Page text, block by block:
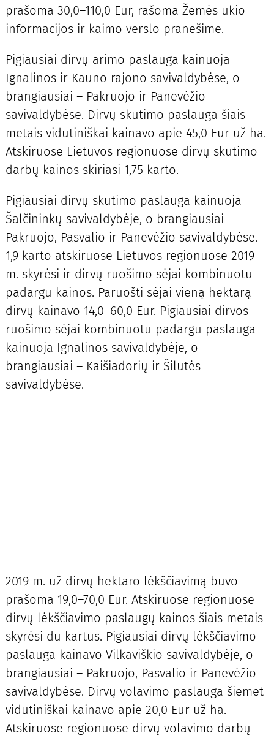
prašoma 30,0–110,0 Eur, rašoma Žemės ūkio
informacijos ir kaimo verslo pranešime.
Pigiausiai dirvų arimo paslauga kainuoja
Ignalinos ir Kauno rajono savivaldybėse, o
brangiausiai – Pakruojo ir Panevėžio
savivaldybėse. Dirvų skutimo paslauga šiais
metais vidutiniškai kainavo apie 45,0 Eur už ha.
Atskiruose Lietuvos regionuose dirvų skutimo
darbų kainos skiriasi 1,75 karto.
Pigiausiai dirvų skutimo paslauga kainuoja
Šalčininkų savivaldybėje, o brangiausiai –
Pakruojo, Pasvalio ir Panevėžio savivaldybėse.
1,9 karto atskiruose Lietuvos regionuose 2019
m. skyrėsi ir dirvų ruošimo sėjai kombinuotu
padargu kainos. Paruošti sėjai vieną hektarą
dirvų kainavo 14,0–60,0 Eur. Pigiausiai dirvos
ruošimo sėjai kombinuotu padargu paslauga
kainuoja Ignalinos savivaldybėje, o
brangiausiai – Kaišiadorių ir Šilutės
savivaldybėse.
2019 m. už dirvų hektaro lėkščiavimą buvo
prašoma 19,0–70,0 Eur. Atskiruose regionuose
dirvų lėkščiavimo paslaugų kainos šiais metais
skyrėsi du kartus. Pigiausiai dirvų lėkščiavimo
paslauga kainavo Vilkaviškio savivaldybėje, o
brangiausiai – Pakruojo, Pasvalio ir Panevėžio
savivaldybėse. Dirvų volavimo paslauga šiemet
vidutiniškai kainavo apie 20,0 Eur už ha.
Atskiruose regionuose dirvų volavimo darbų